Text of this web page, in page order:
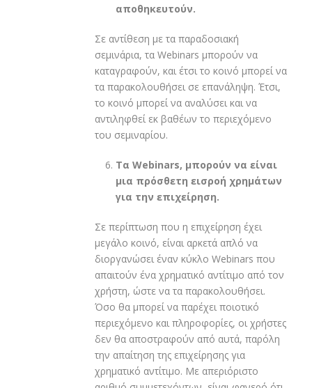
αποθηκευτούν.
Σε αντίθεση με τα παραδοσιακή
σεμινάρια, τα Webinars μπορούν να
καταγραφούν, και έτσι το κοινό μπορεί να
τα παρακολουθήσει σε επανάληψη. Έτσι,
το κοινό μπορεί να αναλύσει και να
αντιληφθεί εκ βαθέων το περιεχόμενο
του σεμιναρίου.
Τα Webinars, μπορούν να είναι
μια πρόσθετη εισροή χρημάτων
για την επιχείρηση.
Σε περίπτωση που η επιχείρηση έχει
μεγάλο κοινό, είναι αρκετά απλό να
διοργανώσει έναν κύκλο Webinars που
απαιτούν ένα χρηματικό αντίτιμο από τον
χρήστη, ώστε να τα παρακολουθήσει.
Όσο θα μπορεί να παρέχει ποιοτικό
περιεχόμενο και πληροφορίες, οι χρήστες
δεν θα αποστραφούν από αυτά, παρόλη
την απαίτηση της επιχείρησης για
χρηματικό αντίτιμο. Με απεριόριστο